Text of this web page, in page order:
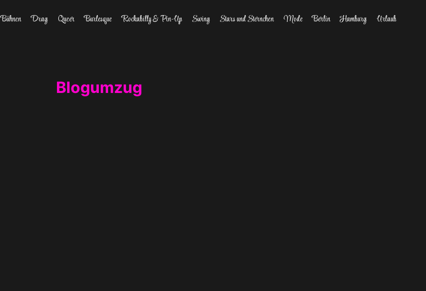
Bühnen Drag Queer Burlesque Rockabilly & Pin-Up Swing Stars und Sternchen Mode Berlin Hamburg Urlaub
Blogumzug